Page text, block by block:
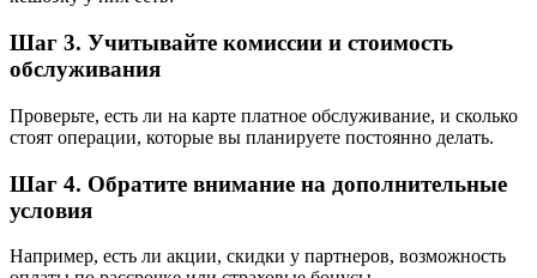
Шаг 3. Учитывайте комиссии и стоимость
обслуживания
Проверьте, есть ли на карте платное обслуживание, и сколько
стоят операции, которые вы планируете постоянно делать.
Шаг 4. Обратите внимание на дополнительные
условия
Например, есть ли акции, скидки у партнеров, возможность